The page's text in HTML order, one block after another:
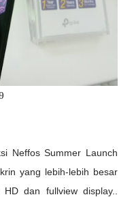
Neffos Summer Launch
yang lebih-lebih besar
dan fullview display..